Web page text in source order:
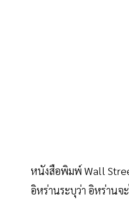
หนังสือพิมพ์ Wall
อิหร่านระบุว่า อิหร่านจ